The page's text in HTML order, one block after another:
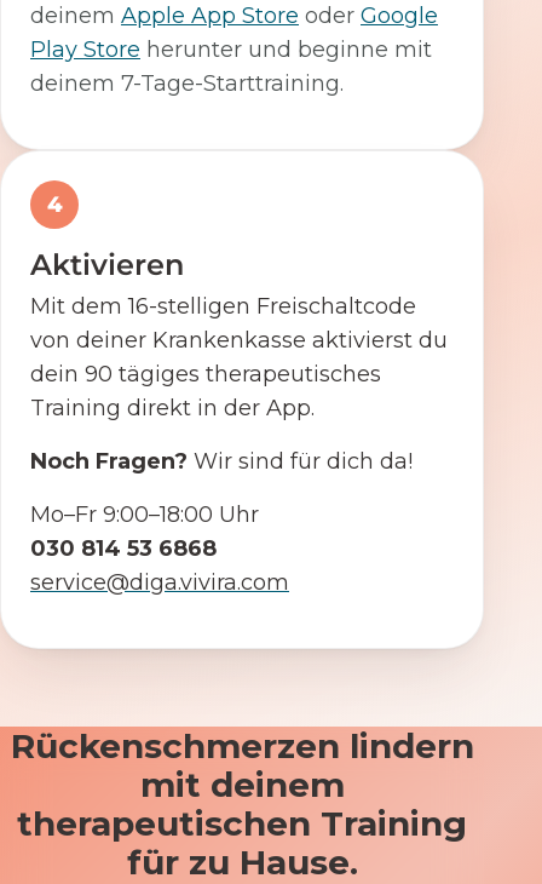
deinem Apple App Store oder Google
Play Store herunter und beginne mit
deinem 7-Tage-Starttraining.
4
Aktivieren
Mit dem 16-stelligen Freischaltcode
von deiner Krankenkasse aktivierst du
dein 90 tägiges therapeutisches
Training direkt in der App.
Noch Fragen? Wir sind für dich da!
Mo–Fr 9:00–18:00 Uhr
030 814 53 6868
service@diga.vivira.com
Rückenschmerzen lindern
mit deinem
therapeutischen Training
für zu Hause.